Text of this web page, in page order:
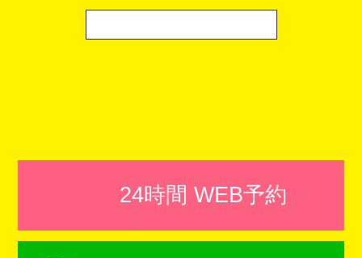
24時間 WEB予約